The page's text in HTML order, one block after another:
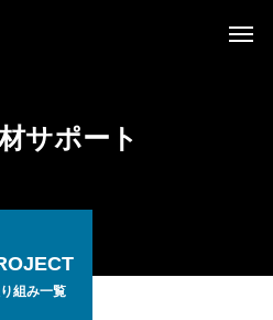
サポート
組み一覧